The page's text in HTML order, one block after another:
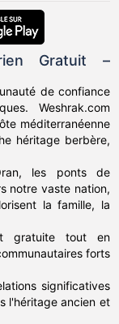
Gratuit –
de confiance
Weshrak.com
méditerranéenne
héritage berbère,
les ponts de
notre vaste nation,
la famille, la
gratuite tout en
forts
significatives
l'héritage ancien et